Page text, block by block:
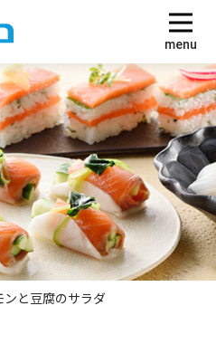
menu
ンと豆腐のサラダ